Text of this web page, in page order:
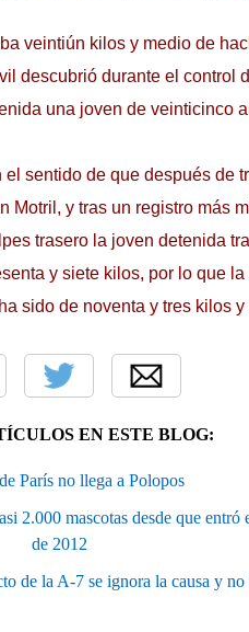
veintiún kilos y medio de
descubrió durante el control
una joven de veinticinco
sentido de que después de
Motril, y tras un registro más
trasero la joven detenida
y siete kilos, por lo que
sido de noventa y tres kilos
EN ESTE BLOG:
París no llega a Polopos
2.000 mascotas desde que
de 2012
de la A-7 se ignora la causa y